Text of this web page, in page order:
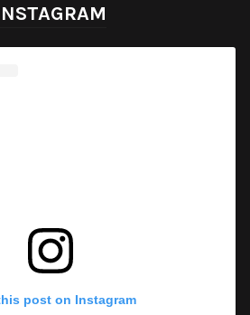
post on Instagram